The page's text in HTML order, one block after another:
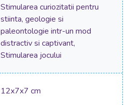
Stimularea curiozitatii pentru
stiinta, geologie si
paleontologie intr-un mod
distractiv si captivant,
Stimularea jocului
12x7x7 cm